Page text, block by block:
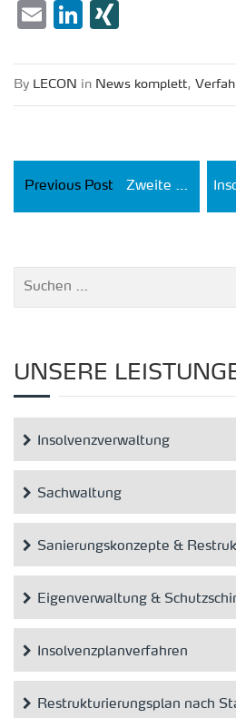
EmailLinkedIn
By LECON in News kom­plett,
Previous Post Zweite Auflage Restrukturierungs- und Turnaround-Management
UNSERE
Insolvenzverwaltung
Sachwaltung
Sanierungskonzepte &
Eigenverwaltung &
Insolvenzplanverfahren
Restrukturierungsplan nach